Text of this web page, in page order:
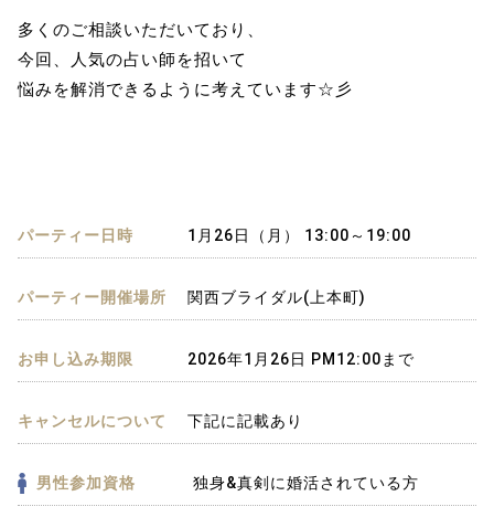
多くのご相談いただいており、
今回、人気の占い師を招いて
悩みを解消できるように考えています☆彡
パーティー日時 1月26日（月） 13:00～19:00
パーティー開催場所 関西ブライダル(上本町)
お申し込み期限 2026年1月26日 PM12:00まで
キャンセルについて 下記に記載あり
男性参加資格 独身&真剣に婚活されている方